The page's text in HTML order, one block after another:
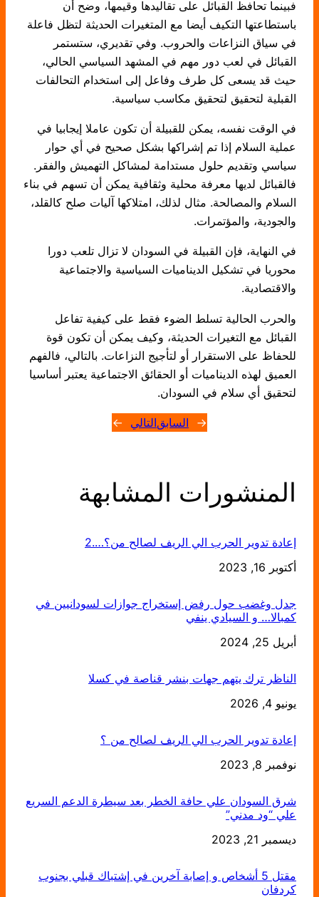
فبينما تحافظ القبائل على تقاليدها وقيمها، وضح أن
باستطاعتها التكيف أيضا مع المتغيرات الحديثة لتظل فاعلة
في سياق النزاعات والحروب. وفي تقديري، ستستمر
القبائل في لعب دور مهم في المشهد السياسي الحالي،
حيث قد يسعى كل طرف وفاعل إلى استخدام التحالفات
القبلية لتحقيق لتحقيق مكاسب سياسية.
في الوقت نفسه، يمكن للقبيلة أن تكون عاملا إيجابيا في
عملية السلام إذا تم إشراكها بشكل صحيح في أي حوار
سياسي وتقديم حلول مستدامة لمشاكل التهميش والفقر.
فالقبائل لديها معرفة محلية وثقافية يمكن أن تسهم في بناء
السلام والمصالحة. مثال لذلك، امتلاكها آليات صلح كالقلد،
والجودية، والمؤتمرات.
في النهاية، فإن القبيلة في السودان لا تزال تلعب دورا
محوريا في تشكيل الديناميات السياسية والاجتماعية
والاقتصادية.
والحرب الحالية تسلط الضوء فقط على كيفية تفاعل
القبائل مع التغيرات الحديثة، وكيف يمكن أن تكون قوة
للحفاظ على الاستقرار أو لتأجيج النزاعات. بالتالي، فالفهم
العميق لهذه الديناميات أو الحقائق الاجتماعية يعتبر أساسيا
لتحقيق أي سلام في السودان.
← السابقالتالي →
المنشورات المشابهة
إعادة تدوير الحرب الي الريف لصالح من؟….2
التاريخ
أكتوبر 16, 2023
جدل وغضب حول رفض إستخراج جوازات لسودانيين في
كمبالا… و السيادي ينفي
التاريخ
أبريل 25, 2024
الناظر ترك يتهم جهات بنشر قناصة في كسلا
التاريخ
يونيو 4, 2026
إعادة تدوير الحرب الي الريف لصالح من ؟
التاريخ
نوفمبر 8, 2023
شرق السودان علي حافة الخطر بعد سيطرة الدعم السريع
علي “ود مدني”
التاريخ
ديسمبر 21, 2023
مقتل 5 أشخاص و إصابة آخرين في إشتباك قبلي بجنوب
كردفان